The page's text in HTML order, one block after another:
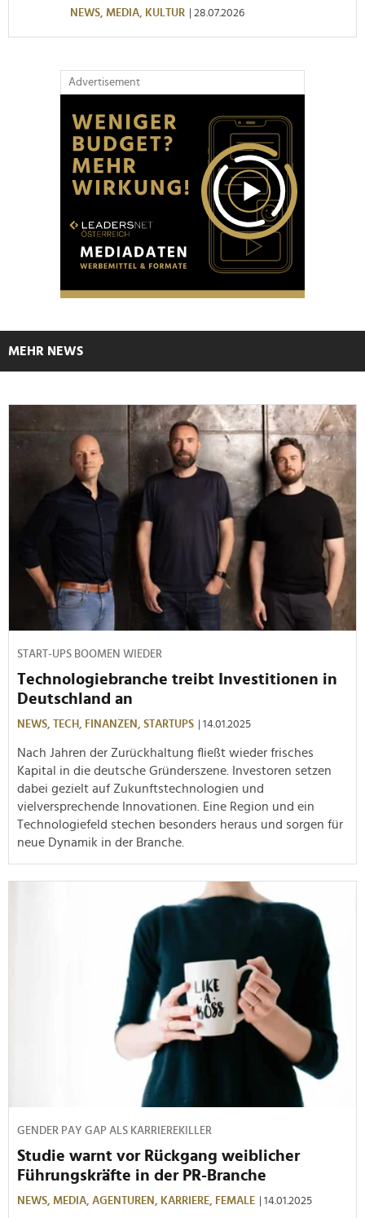
NEWS, MEDIA, KULTUR | 28.07.2026
Advertisement
MEHR NEWS
START-UPS BOOMEN WIEDER
Technologiebranche treibt Investitionen in
Deutschland an
NEWS, TECH, FINANZEN, STARTUPS | 14.01.2025
Nach Jahren der Zurückhaltung fließt wieder frisches
Kapital in die deutsche Gründerszene. Investoren setzen
dabei gezielt auf Zukunftstechnologien und
vielversprechende Innovationen. Eine Region und ein
Technologiefeld stechen besonders heraus und sorgen für
neue Dynamik in der Branche.
GENDER PAY GAP ALS KARRIEREKILLER
Studie warnt vor Rückgang weiblicher
Führungskräfte in der PR-Branche
NEWS, MEDIA, AGENTUREN, KARRIERE, FEMALE | 14.01.2025